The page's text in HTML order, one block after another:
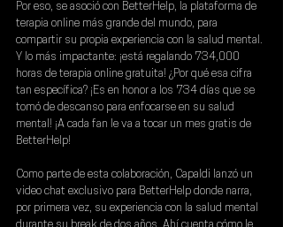
Por eso, se asoció con BetterHelp, la plataforma de
terapia online más grande del mundo, para
compartir su propia experiencia con la salud mental.
Y lo más impactante: ¡está regalando 734,000
horas de terapia online gratuita! ¿Por qué esa cifra
tan específica? ¡Es en honor a los 734 días que se
tomó de descanso para enfocarse en su salud
mental! ¡A cada fan le va a tocar un mes gratis de
BetterHelp!
Como parte de esta colaboración, Capaldi lanzó un
video chat exclusivo para BetterHelp donde narra,
por primera vez, su experiencia con la salud mental